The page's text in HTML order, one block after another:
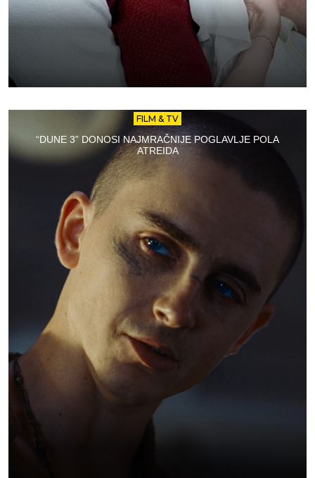
FILM & TV
“DUNE 3” DONOSI NAJMRAČNIJE POGLAVLJE POLA
ATREIDA